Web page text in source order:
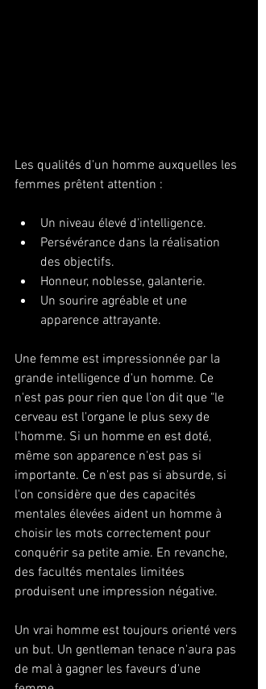
Les qualités d'un homme auxquelles les
femmes prêtent attention :
Un niveau élevé d'intelligence.
Persévérance dans la réalisation
des objectifs.
Honneur, noblesse, galanterie.
Un sourire agréable et une
apparence attrayante.
Une femme est impressionnée par la
grande intelligence d'un homme. Ce
n'est pas pour rien que l'on dit que "le
cerveau est l'organe le plus sexy de
l'homme. Si un homme en est doté,
même son apparence n'est pas si
importante. Ce n'est pas si absurde, si
l'on considère que des capacités
mentales élevées aident un homme à
choisir les mots correctement pour
conquérir sa petite amie. En revanche,
des facultés mentales limitées
produisent une impression négative.
Un vrai homme est toujours orienté vers
un but. Un gentleman tenace n'aura pas
de mal à gagner les faveurs d'une